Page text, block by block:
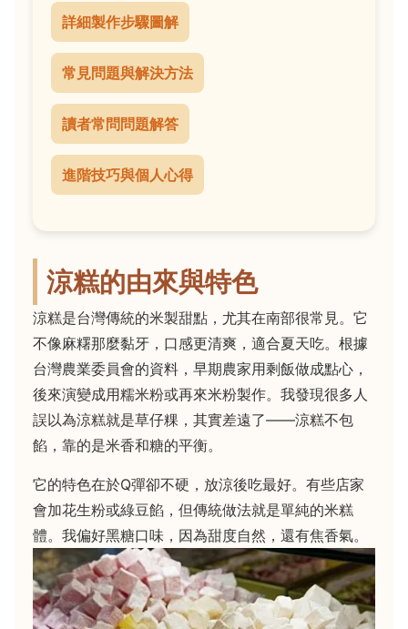
詳細製作步驟圖解
常見問題與解決方法
讀者常問問題解答
進階技巧與個人心得
涼糕的由來與特色
涼糕是台灣傳統的米製甜點，尤其在南部很常見。它
不像麻糬那麼黏牙，口感更清爽，適合夏天吃。根據
台灣農業委員會的資料，早期農家用剩飯做成點心，
後來演變成用糯米粉或再來米粉製作。我發現很多人
誤以為涼糕就是草仔粿，其實差遠了——涼糕不包
餡，靠的是米香和糖的平衡。
它的特色在於Q彈卻不硬，放涼後吃最好。有些店家
會加花生粉或綠豆餡，但傳統做法就是單純的米糕
體。我偏好黑糖口味，因為甜度自然，還有焦香氣。